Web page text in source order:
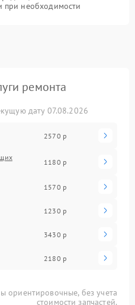
при необходимости
ремонта
дату 07.08.2026
2570 р
1180 р
1570 р
1230 р
3430 р
2180 р
ориентировочные, без учета
стоимости запчастей.